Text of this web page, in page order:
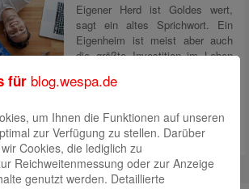
Eigener Herd ist Goldes wert,
sagt ein altes Sprichwort. Ein
Eigenheim ist meist aber auch
die größte Investition im Leben
sein. Wer die Kosten von Anfang
für blog.wespa.de
um Ihnen die Funktionen auf unseren
zur Verfügung zu stellen. Darüber
Cookies, die lediglich zu
Reichweitenmessung oder zur Anzeige
genutzt werden. Detaillierte